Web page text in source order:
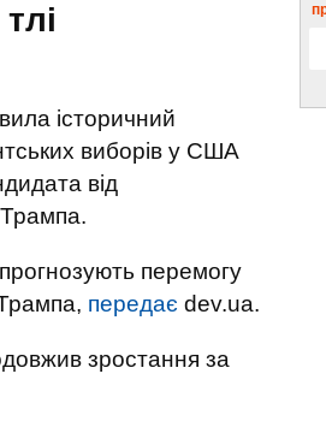
історичний
виборів у США
від
перемогу
передає dev.ua.
зростання за